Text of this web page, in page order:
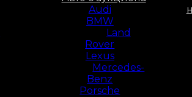
Audi
BMW
Land
Rover
Lexus
Mercedes-
Benz
Porsche